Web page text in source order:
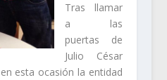
Tras llamar
a las
puertas de
Julio César
esta ocasión la entidad